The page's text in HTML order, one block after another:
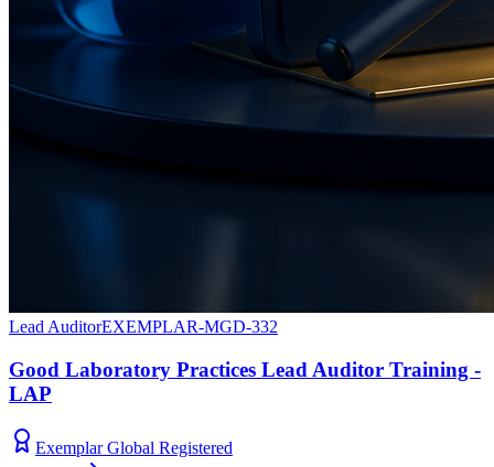
Lead AuditorEXEMPLAR-MGD-332
Good Laboratory Practices Lead Auditor Training -
LAP
Exemplar Global Registered